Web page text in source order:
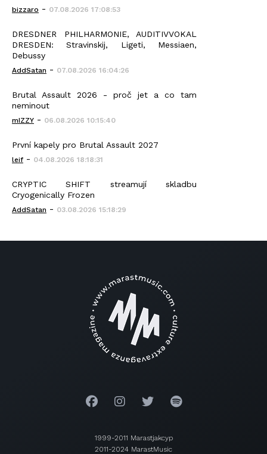
bizzaro - 07.08.2026 17:08:53
DRESDNER PHILHARMONIE, AUDITIVVOKAL
DRESDEN: Stravinskij, Ligeti, Messiaen,
Debussy
AddSatan - 07.08.2026 16:04:26
Brutal Assault 2026 - proč jet a co tam
neminout
mIZZY - 06.08.2026 10:15:40
První kapely pro Brutal Assault 2027
leif - 04.08.2026 18:18:31
CRYPTIC SHIFT streamují skladbu
Cryogenically Frozen
AddSatan - 03.08.2026 15:18:29
1999-2011 Marastjakcyp
2011-2024 MarastMusic